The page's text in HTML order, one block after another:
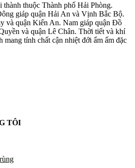
thuộc Thành phố Hải Phòng.
giáp quận Hải An và Vịnh Bắc Bộ.
và quận Kiến An. Nam giáp quận Đồ
và quận Lê Chân. Thời tiết và khí
tính chất cận nhiệt đới ẩm ấm đặc
TÔI